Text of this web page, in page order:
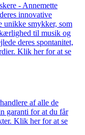
- Annemette
innovative
unikke smykker, som
til musik og
deres spontanitet,
Klik her for at se
af alle de
garanti for at du får
Klik her for at se